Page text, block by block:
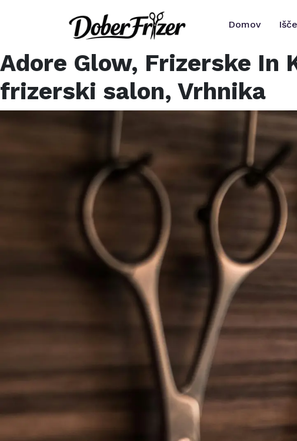
Domov
Adore Glow, Frizerske In
frizerski salon, Vrhnika